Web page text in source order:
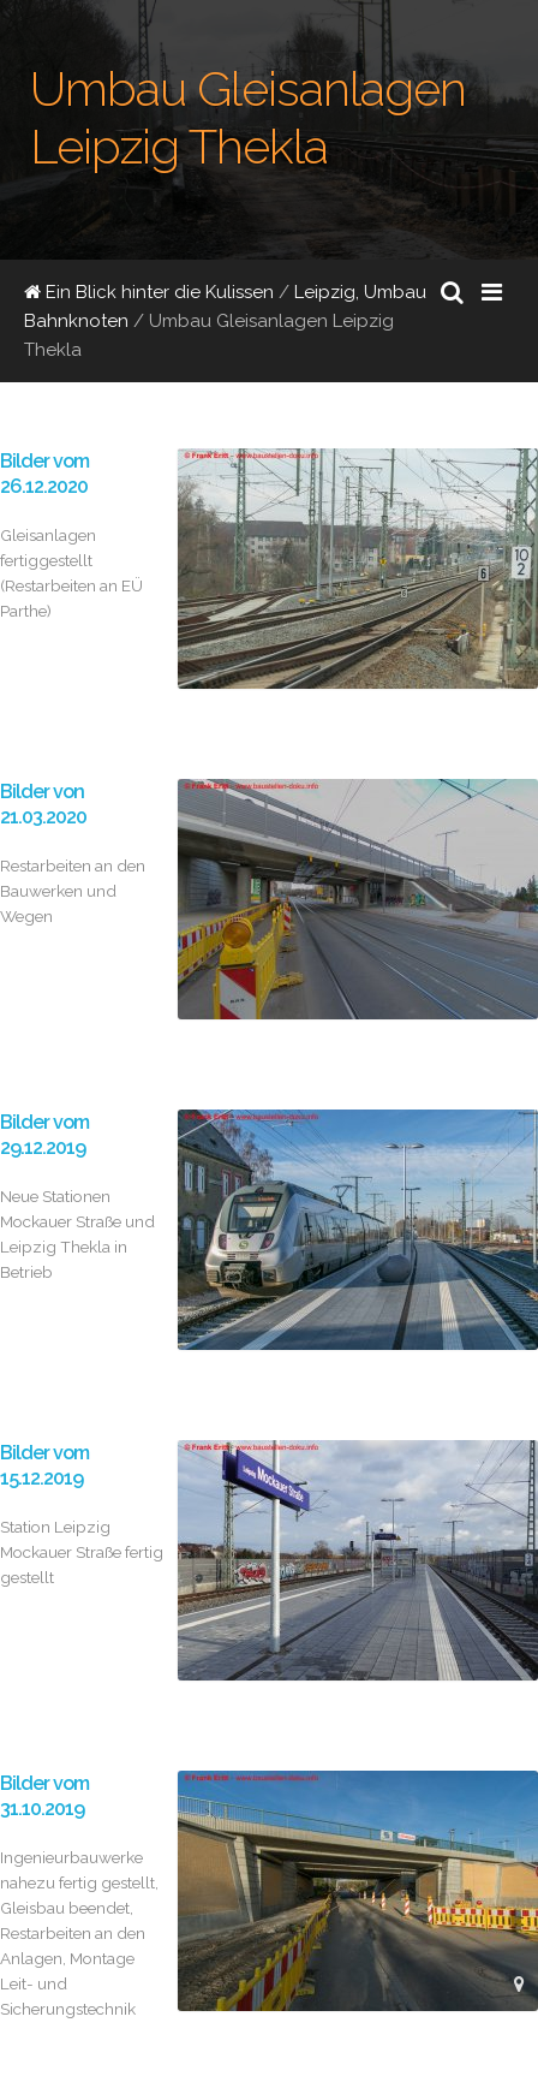
Umbau Gleisanlagen
Leipzig Thekla
Ein Blick hinter die Kulissen / Leipzig, Umbau
Bahnknoten / Umbau Gleisanlagen Leipzig
Thekla
Bilder vom
26.12.2020
Gleisanlagen
fertiggestellt
(Restarbeiten an EÜ
Parthe)
Bilder von
21.03.2020
Restarbeiten an den
Bauwerken und
Wegen
Bilder vom
29.12.2019
Neue Stationen
Mockauer Straße und
Leipzig Thekla in
Betrieb
Bilder vom
15.12.2019
Station Leipzig
Mockauer Straße fertig
gestellt
Bilder vom
31.10.2019
Ingenieurbauwerke
nahezu fertig gestellt,
Gleisbau beendet,
Restarbeiten an den
Anlagen, Montage
Leit- und
Sicherungstechnik